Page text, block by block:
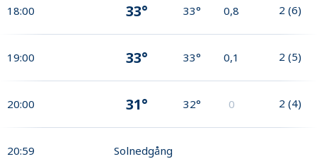
18:00 33° 33° 0,8 2 (6)
19:00 33° 33° 0,1 2 (5)
20:00 31° 32° 0 2 (4)
20:59 Solnedgång